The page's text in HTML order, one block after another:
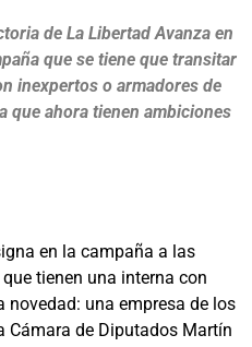
de La Libertad Avanza en
que se tiene que transitar
inexpertos o armadores de
que ahora tienen ambiciones
en la campaña a las
tienen una interna con
una empresa de los
Cámara de Diputados Martín